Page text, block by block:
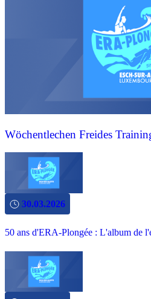
Wöchentlechen Freides
30.03.2026
50 ans d'ERA-Plongée : L'album de